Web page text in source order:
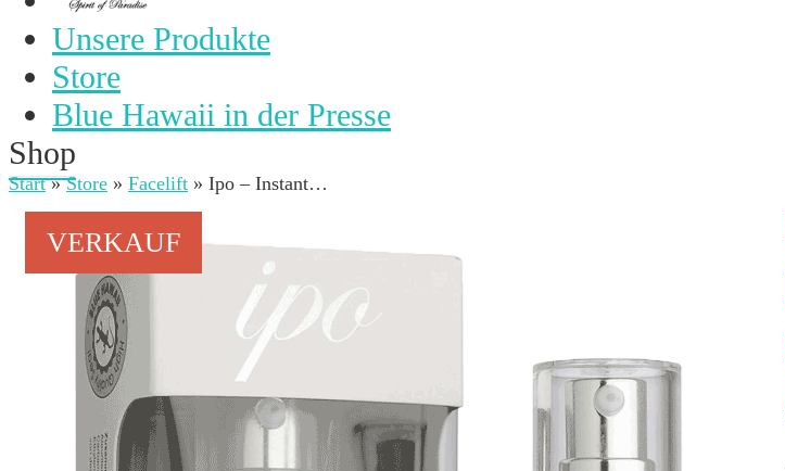
Unsere Produkte
Store
Blue Hawaii in der Presse
Shop
Start»Store » Facelift » Ipo – Instant…
VERKAUF